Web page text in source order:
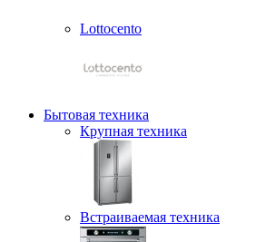
Lottocento
Бытовая техника
Крупная техника
Встраиваемая техника